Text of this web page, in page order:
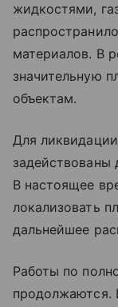
жидкостями,
материалов. В
значительную
объектам.
Для
задействованы
В настоящее
локализовать
дальнейшее
Работы по